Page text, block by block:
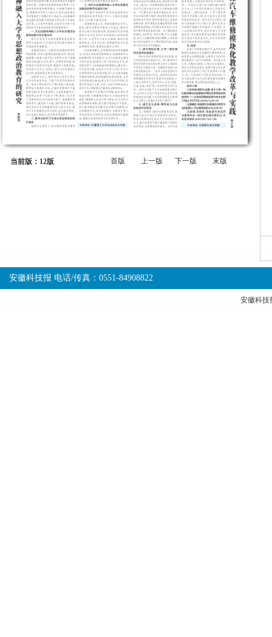
当前版：12版 首版 上一版 下一版 末版
安徽科技报 电话/传真：0551-84908822
安徽科技